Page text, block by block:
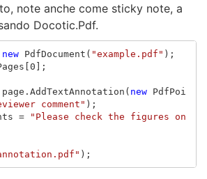
note anche come sticky note, a
Docotic.Pdf.
new PdfDocument ( "example.pdf" );
0 ];
page . AddTextAnnotation ( new
PdfPoi
comment" );
=
"Please check the figures on
);